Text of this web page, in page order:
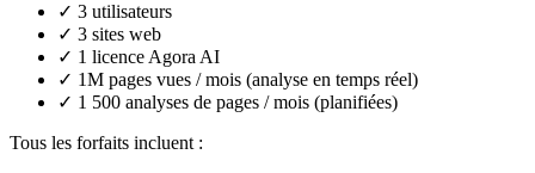
✓ 3 utilisateurs
✓ 3 sites web
✓ 1 licence Agora AI
✓ 1M pages vues / mois (analyse en temps réel)
✓ 1 500 analyses de pages / mois (planifiées)
Tous les forfaits incluent :